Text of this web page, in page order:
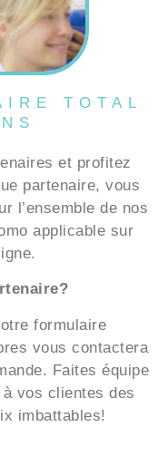
TOTAL
et profitez
partenaire, vous
l’ensemble de nos
applicable sur
formulaire
vous contactera
Faites équipe
vos clientes des
imbattables!